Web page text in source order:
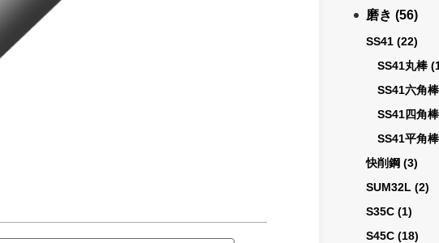
磨き (56)
SS41 (22)
SS41丸棒
SS41六角棒
SS41四角棒
SS41平角棒
快削鋼 (3)
SUM32L (2)
S35C (1)
S45C (18)